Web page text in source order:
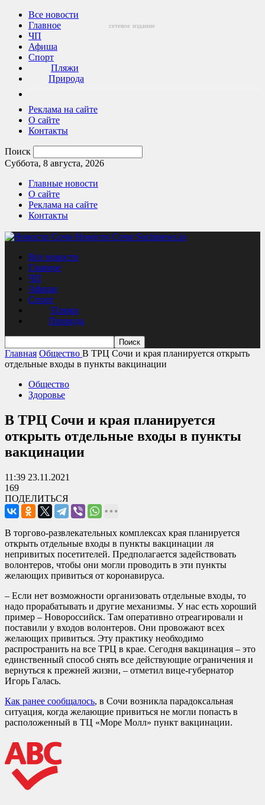
Все новости
Главное
ЧП
Афиша
Спорт
Пляжи
Природа
Реклама на сайте
О сайте
Контакты
Поиск
Суббота, 8 августа, 2026
Главные новости
О сайте
Реклама на сайте
Контакты
Новости Сочи Sochinews.io
сетевое издание
Все новости
Главное
ЧП
Афиша
Спорт
Пляжи
Природа
Главная Общество В ТРЦ Сочи и края планируется открыть
отдельные входы в пункты вакцинации
Общество
Здоровье
В ТРЦ Сочи и края планируется
открыть отдельные входы в пункты
вакцинации
11:39 23.11.2021
169
ПОДЕЛИТЬСЯ
В торгово-развлекательных комплексах края планируется
открыть отдельные входы в пункты вакцинации ля
непривитых посетителей. Предполагается задействовать
волонтеров, чтобы они могли проводить в эти пункты
желающих привиться от коронавируса.
– Если нет возможности организовать отдельные входы, то
надо прорабатывать и другие механизмы. У нас есть хороший
пример – Новороссийск. Там оперативно отреагировали и
поставили у входов волонтеров. Они провожают всех
желающих привиться. Эту практику необходимо
распространить на все ТРЦ в крае. Сегодня вакцинация – это
единственный способ снять все действующие ограничения и
вернуться к прежней жизни, – отметил вице-губернатор
Игорь Галась.
Как ранее сообщалось, в Сочи возникла парадоксальная
ситуация, когда желающие привиться не могли попасть в
расположенный в ТЦ «Море Молл» пункт вакцинации.